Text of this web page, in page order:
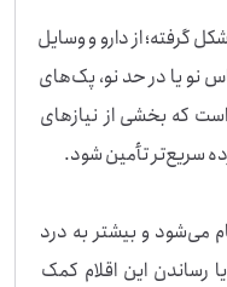
ضروری شکل گرفته؛ از دارو و وسایل
بهداشتی مثل پوشک و شیر خشک تا لباس نو یا در حد نو، پک‌های
که بخشی از نیازهای
این فعالیت در تهران، استان تهران انجام می‌شود و بیشتر به درد
در تهیه یا رساندن این اقلام کمک